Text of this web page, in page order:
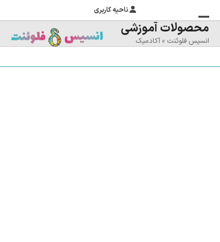
ناحیه کاربری
منوی
موبایل
بستن
منوی
محصولات آموزشی
انسیس فلوئنت »آکادمیک